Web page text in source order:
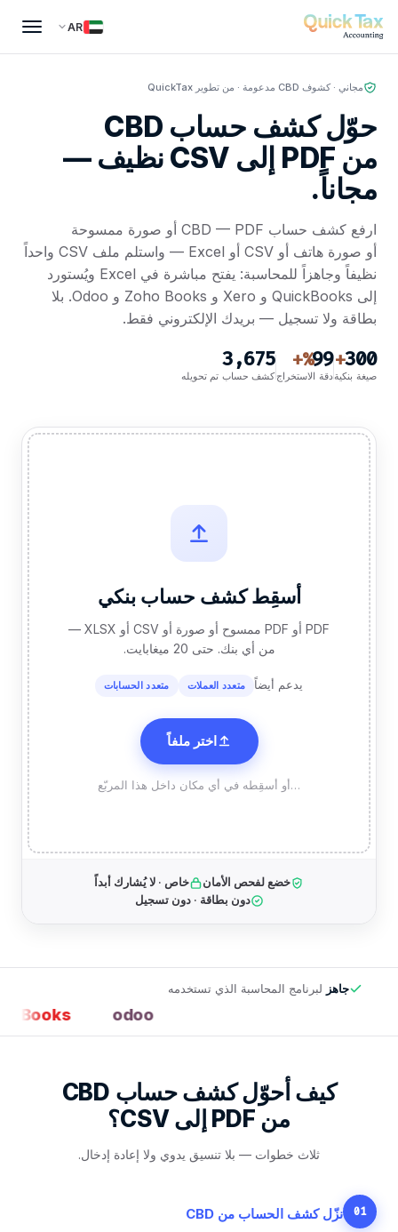
AR
مجاني · كشوف CBD مدعومة · من تطوير QuickTax
حوّل كشف حساب CBD
من PDF إلى CSV نظيف —
مجاناً.
ارفع كشف حساب CBD — PDF أو صورة ممسوحة
أو صورة هاتف أو CSV أو Excel — واستلم ملف CSV واحداً
نظيفاً وجاهزاً للمحاسبة: يفتح مباشرة في Excel ويُستورد
إلى QuickBooks و Xero و Zoho Books و Odoo. بلا
بطاقة ولا تسجيل — بريدك الإلكتروني فقط.
300
+
صيغة بنكية
99
%+
دقة الاستخراج
3,675
كشف حساب تم تحويله
أسقِط كشف حساب بنكي
PDF أو PDF ممسوح أو صورة أو CSV أو XLSX —
من أي بنك. حتى 20 ميغابايت.
يدعم أيضاً متعدد العملات متعدد الحسابات
اختر ملفاً
…أو أسقِطه في أي مكان داخل هذا المربّع
خضع لفحص الأمان
خاص · لا يُشارك أبداً
دون بطاقة · دون تسجيل
جاهز لبرنامج المحاسبة الذي تستخدمه
odoo
Books
كيف أحوّل كشف حساب CBD
من PDF إلى CSV؟
ثلاث خطوات — بلا تنسيق يدوي ولا إعادة إدخال.
01 نزّل كشف الحساب من CBD